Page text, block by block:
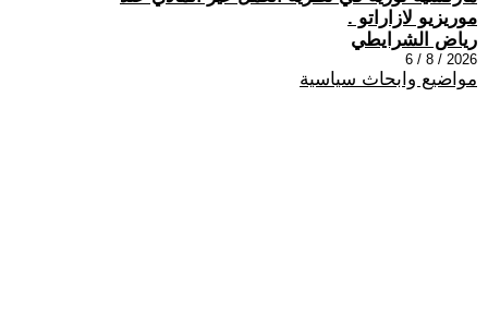
موريزيو لازاراتو .
رياض الشرايطي
2026 / 8 / 6
مواضيع وابحاث سياسية